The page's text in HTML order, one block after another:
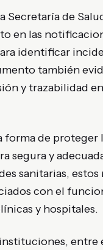
de
en las
identificar
también
y trazabilidad
de proteger
y
sanitarias,
con el
y hospitales.